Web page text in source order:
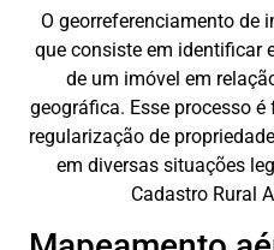
O georreferenciamento de
que consiste em identificar
de um imóvel em
geográfica. Esse processo
regularização de
em diversas situações
Cadastro Rural